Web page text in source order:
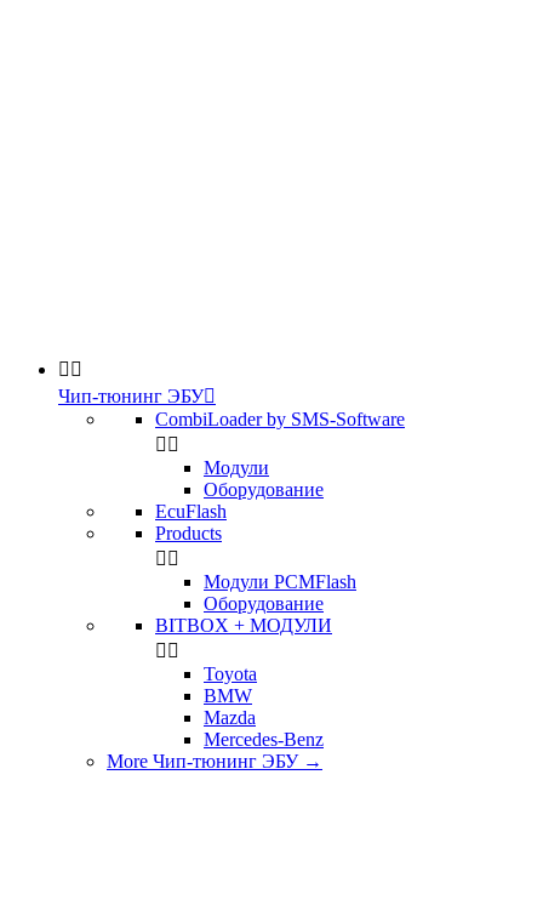
 
Чип-тюнинг ЭБУ
CombiLoader by SMS-Software
 
Модули
Оборудование
EcuFlash
Products
 
Модули PCMFlash
Оборудование
BITBOX + МОДУЛИ
 
Toyota
BMW
Mazda
Mercedes-Benz
More Чип-тюнинг ЭБУ →